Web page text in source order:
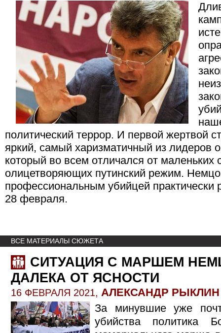
политический террор. И первой жертвой
яркий, самый харизматичный из лидеров
который во всем отличался от маленьких
олицетворяющих путинский режим.
профессиональным убийцей
28 февраля.
ВСЕ МАТЕРИАЛЫ СЮЖЕТА
СИТУАЦИЯ С МАРШЕМ
ДАЛЕКА ОТ ЯСНОСТИ
16 ФЕВРАЛЯ 2021, АЛЕКСАНДР РЫКЛИН
За минувшие уже
убийства политика